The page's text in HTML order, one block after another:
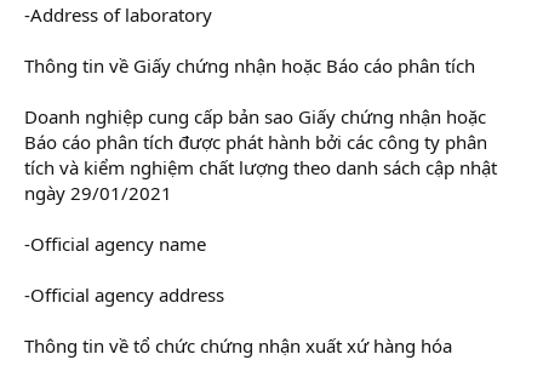
-Address of laboratory
Thông tin về Giấy chứng nhận hoặc Báo cáo phân tích
Doanh nghiệp cung cấp bản sao Giấy chứng nhận hoặc
Báo cáo phân tích được phát hành bởi các công ty phân
tích và kiểm nghiệm chất lượng theo danh sách cập nhật
ngày 29/01/2021
-Official agency name
-Official agency address
Thông tin về tổ chức chứng nhận xuất xứ hàng hóa